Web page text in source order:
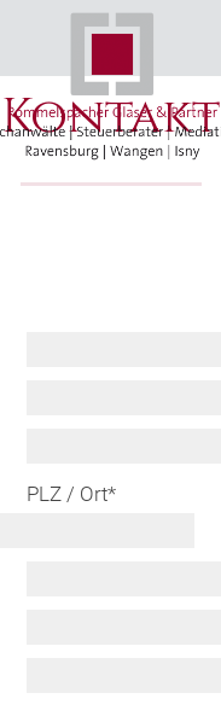
Kontakt
PLZ / Ort*